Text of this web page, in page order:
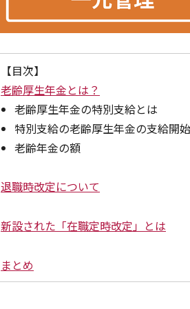
【目次】
老齢厚生年金とは？
老齢厚生年金の特別支給とは
特別支給の老齢厚生年金の支給開
老齢年金の額
退職時改定について
新設された「在職定時改定」とは
まとめ